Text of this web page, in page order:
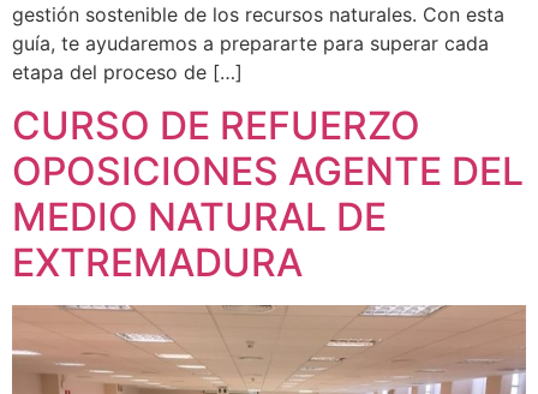
gestión sostenible de los recursos naturales. Con esta
guía, te ayudaremos a prepararte para superar cada
etapa del proceso de […]
CURSO DE REFUERZO
OPOSICIONES AGENTE DEL
MEDIO NATURAL DE
EXTREMADURA